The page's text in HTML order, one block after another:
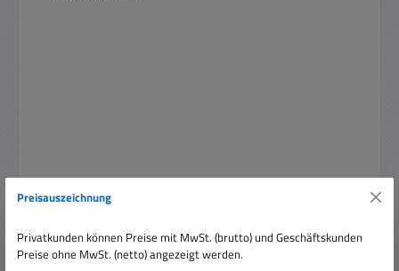
5,5x2,1mm Hohlstecker Buchse Netzteilbuchse für
Preisauszeichnung
Privatkunden können Preise mit MwSt. (brutto) und Geschäftskunden
Preise ohne MwSt. (netto) angezeigt werden.